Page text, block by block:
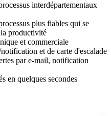
interdépartementaux
plus fiables qui se
productivité
et commerciale
et de carte d'escalade
par e-mail, notification
en quelques secondes